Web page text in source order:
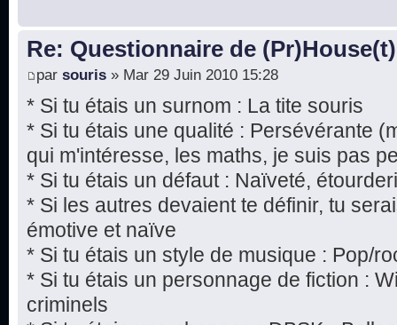
Re: Questionnaire de (Pr)House(t)
par souris » Mar 29 Juin 2010 15:28
* Si tu étais un surnom : La tite souris
* Si tu étais une qualité : Persévérante
qui m'intéresse, les maths, je suis pas
* Si tu étais un défaut : Naïveté,
* Si les autres devaient te définir, tu
émotive et naïve
* Si tu étais un style de musique : Pop/
* Si tu étais un personnage de fiction :
criminels